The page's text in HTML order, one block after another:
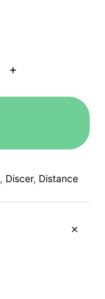
+
, Discer, Distance